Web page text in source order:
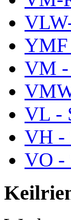
YMF
VM -
VL -
VH -
VO -